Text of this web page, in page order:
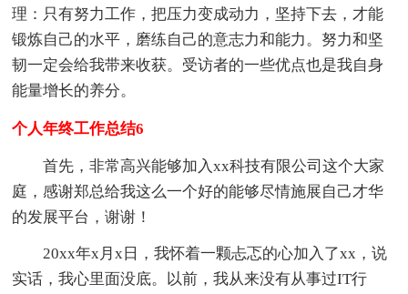
理：只有努力工作，把压力变成动力，坚持下去，才能
锻炼自己的水平，磨练自己的意志力和能力。努力和坚
韧一定会给我带来收获。受访者的一些优点也是我自身
能量增长的养分。
个人年终工作总结6
首先，非常高兴能够加入xx科技有限公司这个大家
庭，感谢郑总给我这么一个好的能够尽情施展自己才华
的发展平台，谢谢！
20xx年x月x日，我怀着一颗忐忑的心加入了xx，说
实话，我心里面没底。以前，我从来没有从事过IT行